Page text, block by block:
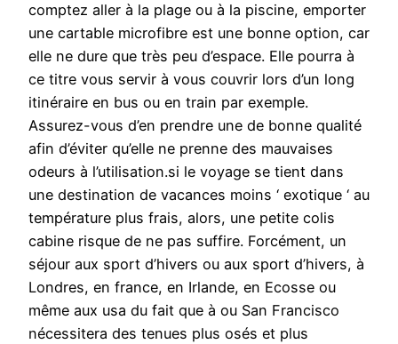
comptez aller à la plage ou à la piscine, emporter
une cartable microfibre est une bonne option, car
elle ne dure que très peu d’espace. Elle pourra à
ce titre vous servir à vous couvrir lors d’un long
itinéraire en bus ou en train par exemple.
Assurez-vous d’en prendre une de bonne qualité
afin d’éviter qu’elle ne prenne des mauvaises
odeurs à l’utilisation.si le voyage se tient dans
une destination de vacances moins ‘ exotique ‘ au
température plus frais, alors, une petite colis
cabine risque de ne pas suffire. Forcément, un
séjour aux sport d’hivers ou aux sport d’hivers, à
Londres, en france, en Irlande, en Ecosse ou
même aux usa du fait que à ou San Francisco
nécessitera des tenues plus osés et plus